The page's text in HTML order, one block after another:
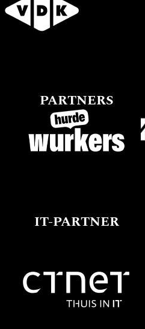
PARTNERS
IT-PARTNER